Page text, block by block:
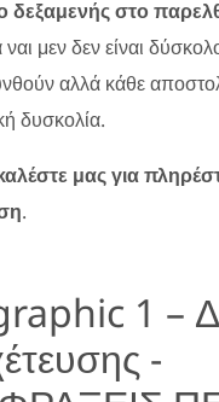
δεξαμενής στο
μεν δεν είναι
αλλά κάθε
δυσκολία.
μας για
.
1 –
-